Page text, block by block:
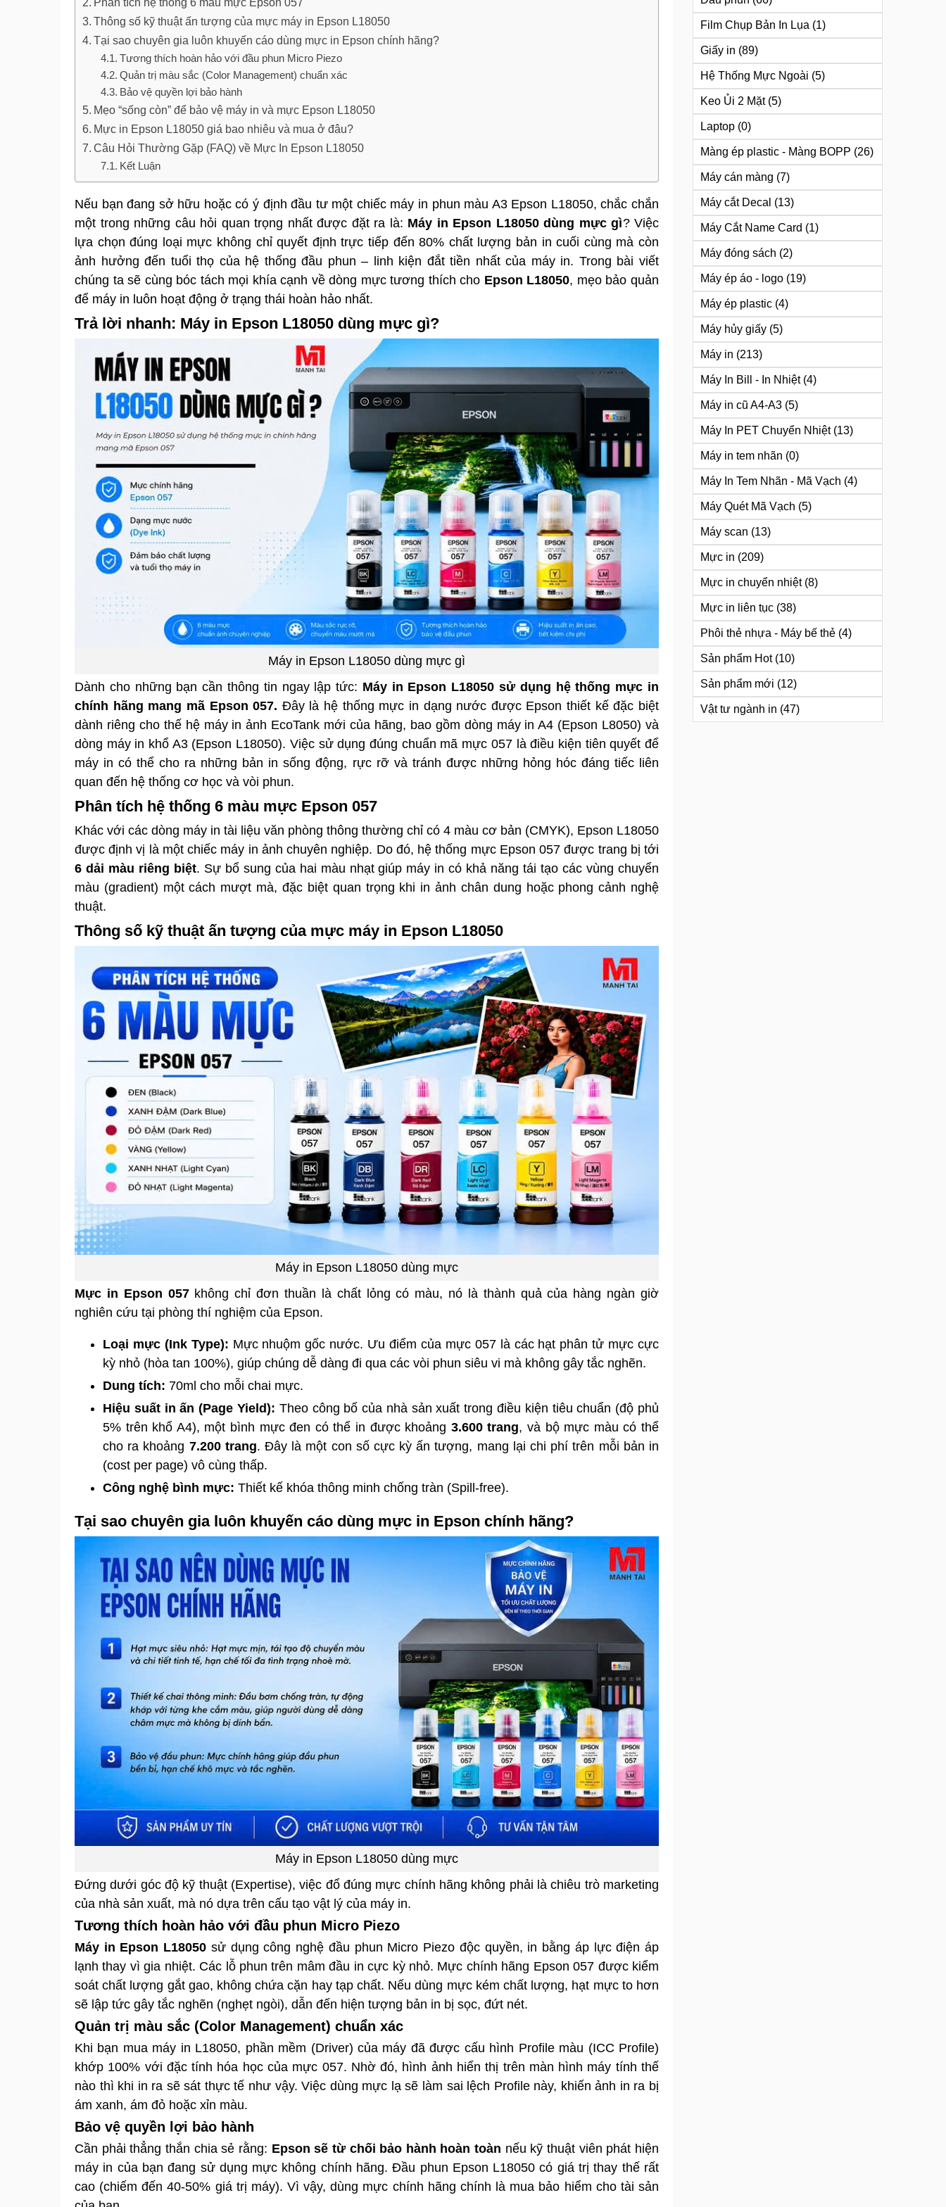
Thông số kỹ thuật ấn tượng của mực máy in Epson L18050
Tại sao chuyên gia luôn khuyến cáo dùng mực in Epson chính hãng?
Tương thích hoàn hảo với đầu phun Micro Piezo
Quản trị màu sắc (Color Management) chuẩn xác
Bảo vệ quyền lợi bảo hành
Mẹo “sống còn” để bảo vệ máy in và mực Epson L18050
Mực in Epson L18050 giá bao nhiêu và mua ở đâu?
Câu Hỏi Thường Gặp (FAQ) về Mực In Epson L18050
Kết Luận
Nếu bạn đang sở hữu hoặc có ý định đầu tư một chiếc máy in phun màu A3 Epson L18050, chắc chắn
một trong những câu hỏi quan trọng nhất được đặt ra là: Máy in Epson L18050 dùng mực gì? Việc
lựa chọn đúng loại mực không chỉ quyết định trực tiếp đến 80% chất lượng bản in cuối cùng mà còn
ảnh hưởng đến tuổi thọ của hệ thống đầu phun – linh kiện đắt tiền nhất của máy in. Trong bài viết
chúng ta sẽ cùng bóc tách mọi khía cạnh về dòng mực tương thích cho Epson L18050, mẹo bảo quản
để máy in luôn hoạt động ở trạng thái hoàn hảo nhất.
Trả lời nhanh: Máy in Epson L18050 dùng mực gì?
Máy in Epson L18050 dùng mực gì
Dành cho những bạn cần thông tin ngay lập tức: Máy in Epson L18050 sử dụng hệ thống mực in
chính hãng mang mã Epson 057. Đây là hệ thống mực in dạng nước được Epson thiết kế đặc biệt
dành riêng cho thế hệ máy in ảnh EcoTank mới của hãng, bao gồm dòng máy in A4 (Epson L8050) và
dòng máy in khổ A3 (Epson L18050). Việc sử dụng đúng chuẩn mã mực 057 là điều kiện tiên quyết để
máy in có thể cho ra những bản in sống động, rực rỡ và tránh được những hỏng hóc đáng tiếc liên
quan đến hệ thống cơ học và vòi phun.
Phân tích hệ thống 6 màu mực Epson 057
Khác với các dòng máy in tài liệu văn phòng thông thường chỉ có 4 màu cơ bản (CMYK), Epson L18050
được định vị là một chiếc máy in ảnh chuyên nghiệp. Do đó, hệ thống mực Epson 057 được trang bị tới
6 dải màu riêng biệt. Sự bổ sung của hai màu nhạt giúp máy in có khả năng tái tạo các vùng chuyển
màu (gradient) một cách mượt mà, đặc biệt quan trọng khi in ảnh chân dung hoặc phong cảnh nghệ
thuật.
Thông số kỹ thuật ấn tượng của mực máy in Epson L18050
Máy in Epson L18050 dùng mực
Mực in Epson 057không chỉ đơn thuần là chất lỏng có màu, nó là thành quả của hàng ngàn giờ
nghiên cứu tại phòng thí nghiệm của Epson.
Loại mực (Ink Type): Mực nhuộm gốc nước. Ưu điểm của mực 057 là các hạt phân tử mực cực
kỳ nhỏ (hòa tan 100%), giúp chúng dễ dàng đi qua các vòi phun siêu vi mà không gây tắc nghẽn.
Dung tích: 70ml cho mỗi chai mực.
Hiệu suất in ấn (Page Yield): Theo công bố của nhà sản xuất trong điều kiện tiêu chuẩn (độ phủ
5% trên khổ A4), một bình mực đen có thể in được khoảng 3.600 trang, và bộ mực màu có thể
cho ra khoảng 7.200 trang. Đây là một con số cực kỳ ấn tượng, mang lại chi phí trên mỗi bản in
(cost per page) vô cùng thấp.
Công nghệ bình mực: Thiết kế khóa thông minh chống tràn (Spill-free).
Tại sao chuyên gia luôn khuyến cáo dùng mực in Epson chính hãng?
Máy in Epson L18050 dùng mực
Đứng dưới góc độ kỹ thuật (Expertise), việc đổ đúng mực chính hãng không phải là chiêu trò marketing
của nhà sản xuất, mà nó dựa trên cấu tạo vật lý của máy in.
Tương thích hoàn hảo với đầu phun Micro Piezo
Máy in Epson L18050 sử dụng công nghệ đầu phun Micro Piezo độc quyền, in bằng áp lực điện áp
lạnh thay vì gia nhiệt. Các lỗ phun trên mâm đầu in cực kỳ nhỏ. Mực chính hãng Epson 057 được kiểm
soát chất lượng gắt gao, không chứa cặn hay tạp chất. Nếu dùng mực kém chất lượng, hạt mực to hơn
sẽ lập tức gây tắc nghẽn (nghẹt ngòi), dẫn đến hiện tượng bản in bị sọc, đứt nét.
Quản trị màu sắc (Color Management) chuẩn xác
Khi bạn mua máy in L18050, phần mềm (Driver) của máy đã được cấu hình Profile màu (ICC Profile)
khớp 100% với đặc tính hóa học của mực 057. Nhờ đó, hình ảnh hiển thị trên màn hình máy tính thế
nào thì khi in ra sẽ sát thực tế như vậy. Việc dùng mực lạ sẽ làm sai lệch Profile này, khiến ảnh in ra bị
ám xanh, ám đỏ hoặc xỉn màu.
Bảo vệ quyền lợi bảo hành
Cần phải thẳng thắn chia sẻ rằng: Epson sẽ từ chối bảo hành hoàn toàn nếu kỹ thuật viên phát hiện
máy in của bạn đang sử dụng mực không chính hãng. Đầu phun Epson L18050 có giá trị thay thế rất
cao (chiếm đến 40-50% giá trị máy). Vì vậy, dùng mực chính hãng chính là mua bảo hiểm cho tài sản
Film Chụp Bản In Lụa (1)
Giấy in (89)
Hệ Thống Mực Ngoài (5)
Keo Ủi 2 Mặt (5)
Laptop (0)
Màng ép plastic - Màng BOPP (26)
Máy cán màng (7)
Máy cắt Decal (13)
Máy Cắt Name Card (1)
Máy đóng sách (2)
Máy ép áo - logo (19)
Máy ép plastic (4)
Máy hủy giấy (5)
Máy in (213)
Máy In Bill - In Nhiệt (4)
Máy in cũ A4-A3 (5)
Máy In PET Chuyển Nhiệt (13)
Máy in tem nhãn (0)
Máy In Tem Nhãn - Mã Vạch (4)
Máy Quét Mã Vạch (5)
Máy scan (13)
Mực in (209)
Mực in chuyển nhiệt (8)
Mực in liên tục (38)
Phôi thẻ nhựa - Máy bế thẻ (4)
Sản phẩm Hot (10)
Sản phẩm mới (12)
Vật tư ngành in (47)